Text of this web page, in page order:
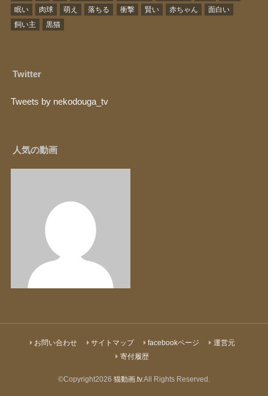
眠い
肉球 萌え 落ちる 衝撃 賢い 赤ちゃん
面白い
飼い主
黒猫
Twitter
Tweets by nekodouga_tv
人気の動画
お問い合わせ サイトマップ facebookページ
運営元
寄付履歴
©Copyright2026 猫動画.tv.All Rights Reserved.